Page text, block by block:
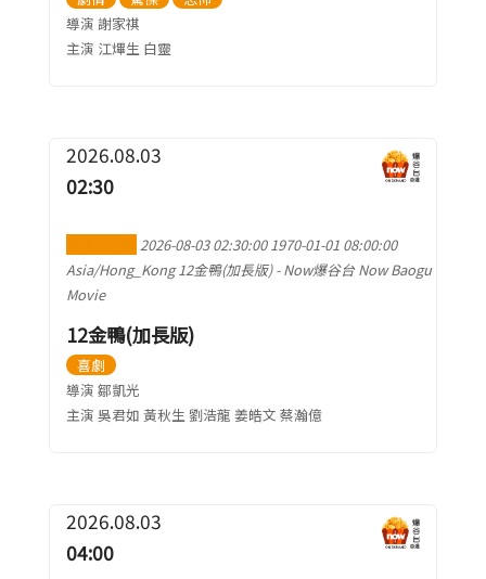
導演 謝家祺
主演 江熚生 白靈
2026.08.03
02:30
2026-08-03 02:30:00 1970-01-01 08:00:00
Asia/Hong_Kong 12金鴨(加長版) - Now爆谷台 Now Baogu
Movie
12金鴨(加長版)
喜劇
導演 鄒凱光
主演 吳君如 黃秋生 劉浩龍 姜皓文 蔡瀚億
2026.08.03
04:00